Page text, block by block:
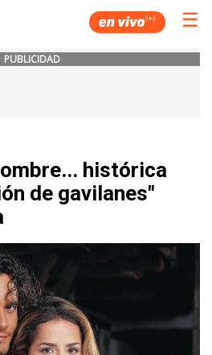
☰
PUBLICIDAD
histórica
de gavilanes"